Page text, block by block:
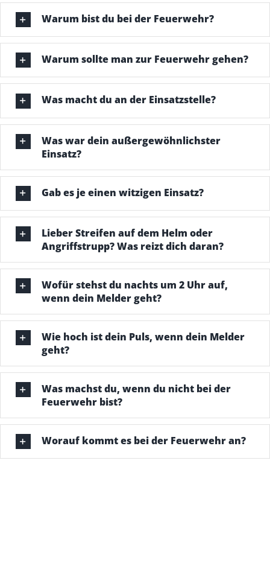
Warum bist du bei der Feuerwehr?
Warum sollte man zur Feuerwehr gehen?
Was macht du an der Einsatzstelle?
Was war dein außergewöhnlichster
Einsatz?
Gab es je einen witzigen Einsatz?
Lieber Streifen auf dem Helm oder
Angriffstrupp? Was reizt dich daran?
Wofür stehst du nachts um 2 Uhr auf,
wenn dein Melder geht?
Wie hoch ist dein Puls, wenn dein Melder
geht?
Was machst du, wenn du nicht bei der
Feuerwehr bist?
Worauf kommt es bei der Feuerwehr an?